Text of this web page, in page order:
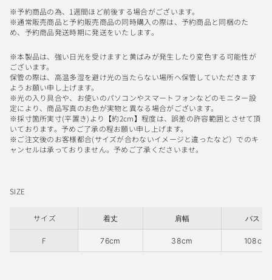
※予約商品の為、1週間ほど前後する場合がございます。
※通常販売商品と予約販売商品の同時購入の際は、予約商品と同梱のた
め、予約商品発送時期に発送をいたします。
※本製品は、強い日光を受けますと黄ばみが発生したり変色する可能性が
ございます。
保管の際は、高温多湿を避け光の当たらない場所へ保管していただきます
ようお願い申し上げます。
※光の入り具合や、お使いのパソコンやスマートフォンなどのモニター設
定により、商品写真のお色が実物と異なる場合がございます。
※採寸箇所実寸(平置き)より【約2cm】程度は、誤差の許容範囲とさせて頂
いております。予めご了承の程お願い申し上げます。
※ご注文後のお客様都合(サイズが合わないイメージと違ったなど）でのキ
ャンセルは承っておりません。予めご了承くださいませ。
SIZE
サイズ 着丈 肩幅 バスト
F 76cm 38cm 108cm